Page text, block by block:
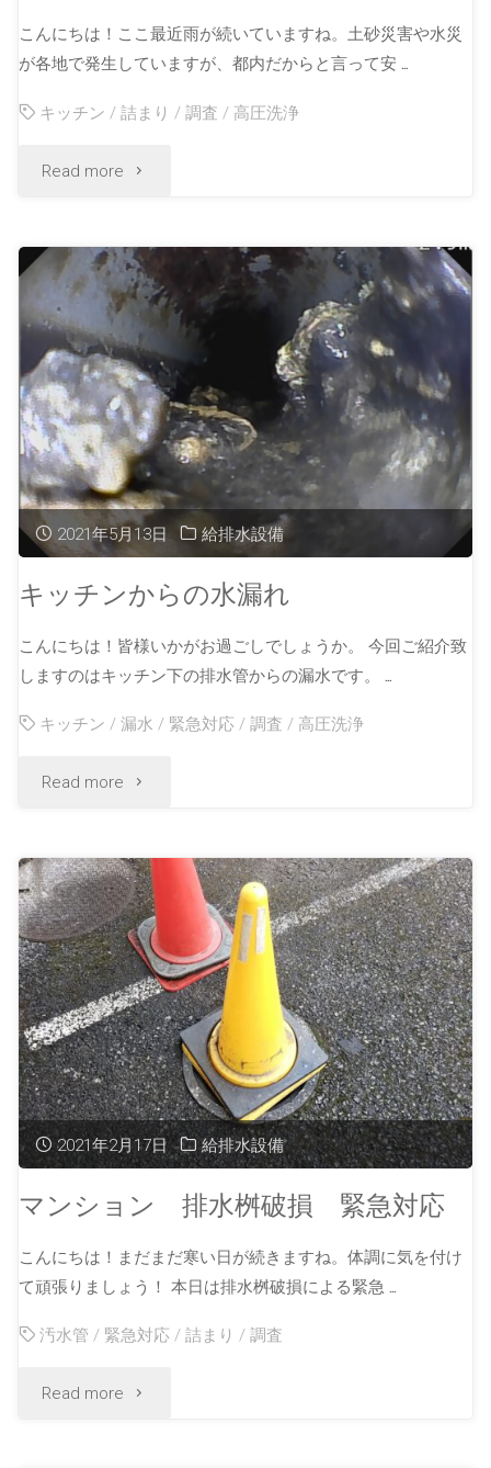
こんにちは！ここ最近雨が続いていますね。土砂災害や水災
が各地で発生していますが、都内だからと言って安 …
キッチン /詰まり /調査 / 高圧洗浄
Read more
2021年5月13日 給排水設備
キッチンからの水漏れ
こんにちは！皆様いかがお過ごしでしょうか。 今回ご紹介致
しますのはキッチン下の排水管からの漏水です。 …
キッチン /漏水 / 緊急対応 /調査 / 高圧洗浄
Read more
2021年2月17日 給排水設備
マンション 排水桝破損 緊急対応
こんにちは！まだまだ寒い日が続きますね。体調に気を付け
て頑張りましょう！ 本日は排水桝破損による緊急 …
汚水管 / 緊急対応 /詰まり /調査
Read more